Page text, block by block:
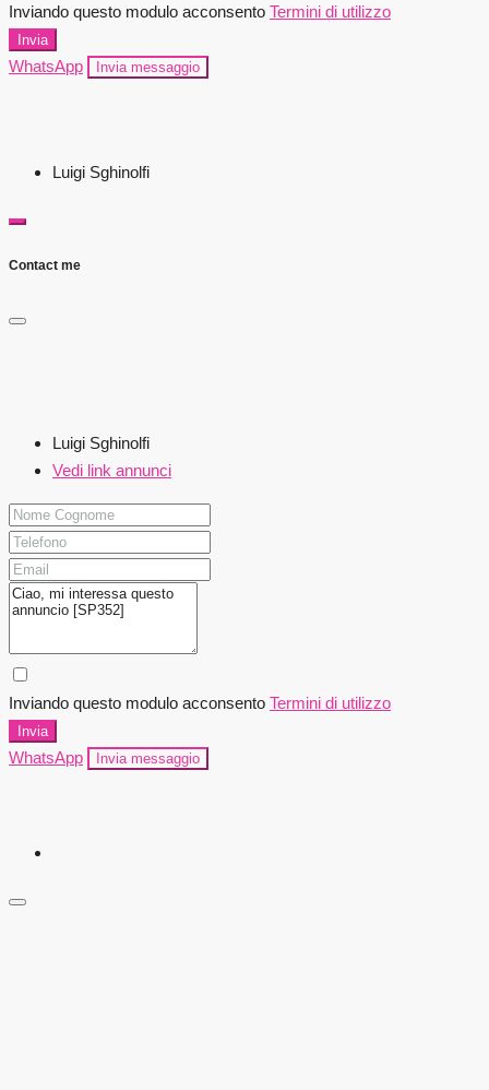
Inviando questo modulo acconsento Termini di utilizzo
Invia
WhatsApp Invia messaggio
Luigi Sghinolfi
Contact me
Luigi Sghinolfi
Vedi link annunci
Inviando questo modulo acconsento Termini di utilizzo
Invia
WhatsApp Invia messaggio